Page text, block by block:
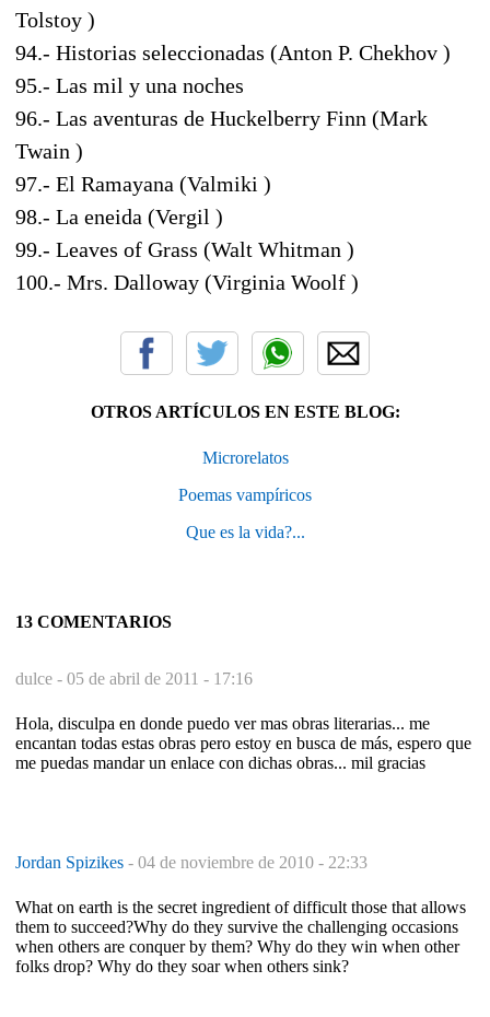
Tolstoy )
94.- Historias seleccionadas (Anton P. Chekhov )
95.- Las mil y una noches
96.- Las aventuras de Huckelberry Finn (Mark
Twain )
97.- El Ramayana (Valmiki )
98.- La eneida (Vergil )
99.- Leaves of Grass (Walt Whitman )
100.- Mrs. Dalloway (Virginia Woolf )
OTROS ARTÍCULOS EN ESTE BLOG:
Microrelatos
Poemas vampíricos
Que es la vida?...
13 COMENTARIOS
dulce - 05 de abril de 2011 - 17:16
Hola, disculpa en donde puedo ver mas obras literarias... me
encantan todas estas obras pero estoy en busca de más, espero que
me puedas mandar un enlace con dichas obras... mil gracias
Jordan Spizikes - 04 de noviembre de 2010 - 22:33
What on earth is the secret ingredient of difficult those that allows
them to succeed?Why do they survive the challenging occasions
when others are conquer by them? Why do they win when other
folks drop? Why do they soar when others sink?